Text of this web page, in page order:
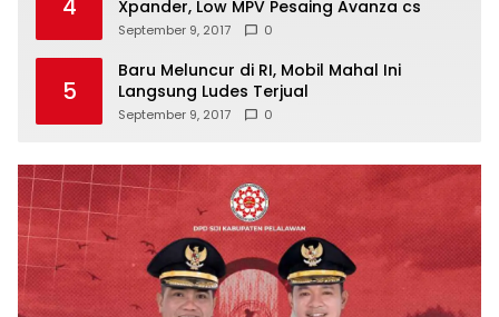
4
Xpander, Low MPV Pesaing Avanza cs
September 9, 2017 0
5
Baru Meluncur di RI, Mobil Mahal Ini
Langsung Ludes Terjual
September 9, 2017 0